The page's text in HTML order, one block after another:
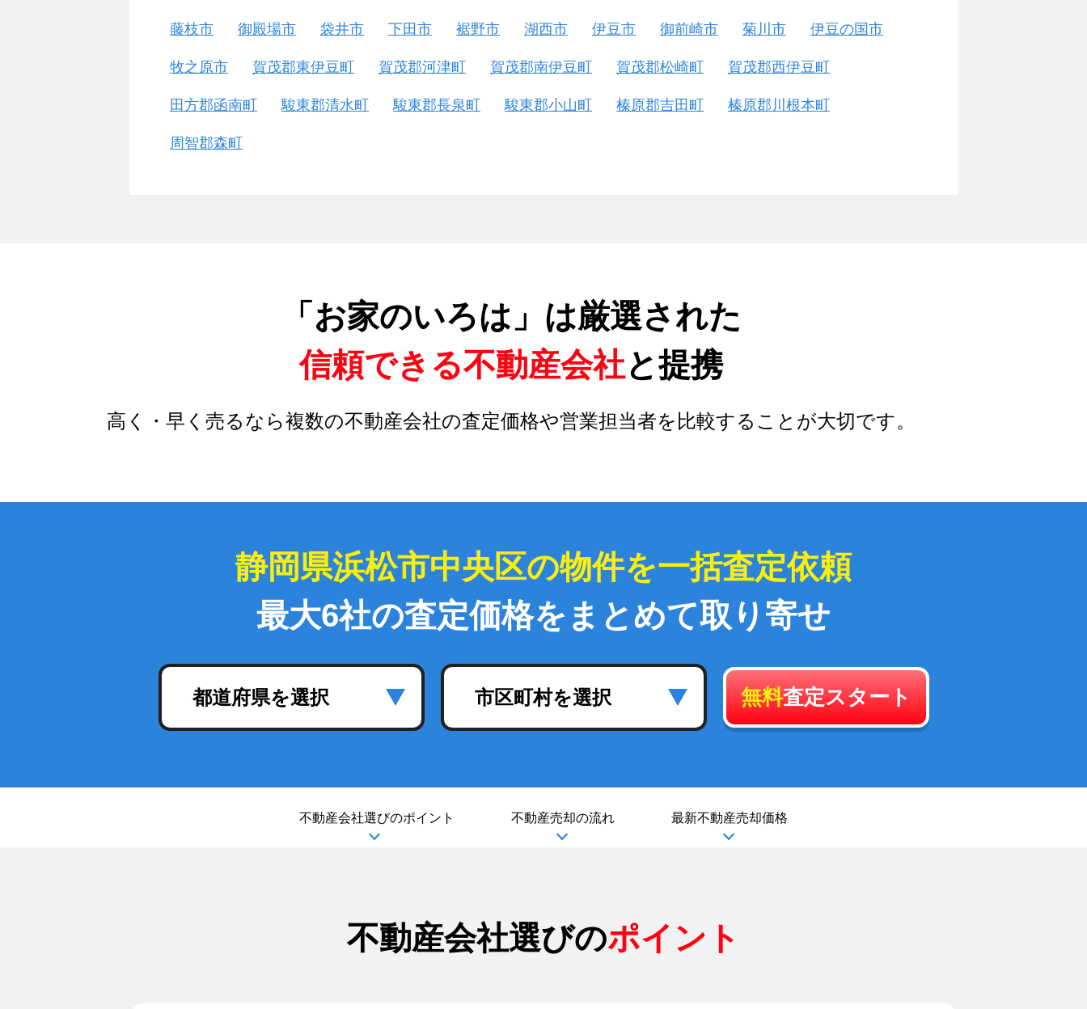
藤枝市 御殿場市 袋井市 下田市 裾野市 湖西市 伊豆市 御前崎市 菊川市 伊豆の国市
牧之原市 賀茂郡東伊豆町 賀茂郡河津町 賀茂郡南伊豆町 賀茂郡松崎町 賀茂郡西伊豆町
田方郡函南町 駿東郡清水町 駿東郡長泉町 駿東郡小山町 榛原郡吉田町 榛原郡川根本町
周智郡森町
「お家のいろは」は厳選された
信頼できる不動産会社と提携
高く・早く売るなら複数の不動産会社の査定価格や営業担当者を比較することが大切です。
静岡県浜松市中央区の物件を一括査定依頼
最大6社の査定価格をまとめて取り寄せ
都道府県を選択 市区町村を選択 無料査定スタート
不動産会社選びのポイント 不動産売却の流れ 最新不動産売却価格
不動産会社選びのポイント